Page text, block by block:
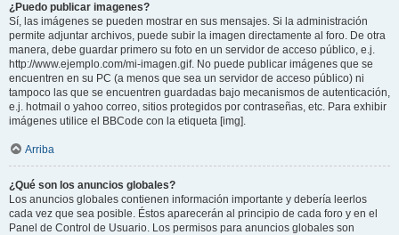
¿Puedo publicar imagenes?
Sí, las imágenes se pueden mostrar en sus mensajes. Si la administración
permite adjuntar archivos, puede subir la imagen directamente al foro. De otra
manera, debe guardar primero su foto en un servidor de acceso público, e.j.
http://www.ejemplo.com/mi-imagen.gif. No puede publicar imágenes que se
encuentren en su PC (a menos que sea un servidor de acceso público) ni
tampoco las que se encuentren guardadas bajo mecanismos de autenticación,
e.j. hotmail o yahoo correo, sitios protegidos por contraseñas, etc. Para exhibir
imágenes utilice el BBCode con la etiqueta [img].
Arriba
¿Qué son los anuncios globales?
Los anuncios globales contienen información importante y debería leerlos
cada vez que sea posible. Éstos aparecerán al principio de cada foro y en el
Panel de Control de Usuario. Los permisos para anuncios globales son